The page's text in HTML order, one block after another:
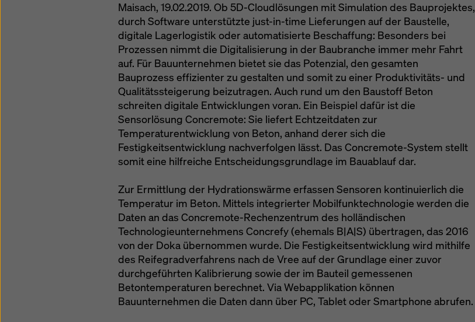
Maisach, 19.02.2019. Ob 5D-Cloudlösungen mit Simulation des Bauprojektes,
durch Software unterstützte just-in-time Lieferungen auf der Baustelle,
digitale Lagerlogistik oder automatisierte Beschaffung: Besonders bei
Prozessen nimmt die Digitalisierung in der Baubranche immer mehr Fahrt
auf. Für Bauunternehmen bietet sie das Potenzial, den gesamten
Bauprozess effizienter zu gestalten und somit zu einer Produktivitäts- und
Qualitätssteigerung beizutragen. Auch rund um den Baustoff Beton
schreiten digitale Entwicklungen voran. Ein Beispiel dafür ist die
Sensorlösung Concremote: Sie liefert Echtzeitdaten zur
Temperaturentwicklung von Beton, anhand derer sich die
Festigkeitsentwicklung nachverfolgen lässt. Das Concremote-System stellt
somit eine hilfreiche Entscheidungsgrundlage im Bauablauf dar.
Zur Ermittlung der Hydrationswärme erfassen Sensoren kontinuierlich die
Temperatur im Beton. Mittels integrierter Mobilfunktechnologie werden die
Daten an das Concremote-Rechenzentrum des holländischen
Technologieunternehmens Concrefy (ehemals B|A|S) übertragen, das 2016
von der Doka übernommen wurde. Die Festigkeitsentwicklung wird mithilfe
des Reifegradverfahrens nach de Vree auf der Grundlage einer zuvor
durchgeführten Kalibrierung sowie der im Bauteil gemessenen
Betontemperaturen berechnet. Via Webapplikation können
Bauunternehmen die Daten dann über PC, Tablet oder Smartphone abrufen.